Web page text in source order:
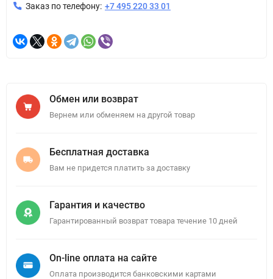
Заказ по телефону: +7 495 220 33 01
Обмен или возврат
Вернем или обменяем на другой товар
Бесплатная доставка
Вам не придется платить за доставку
Гарантия и качество
Гарантированный возврат товара течение 10 дней
On-line оплата на сайте
Оплата производится банковскими картами